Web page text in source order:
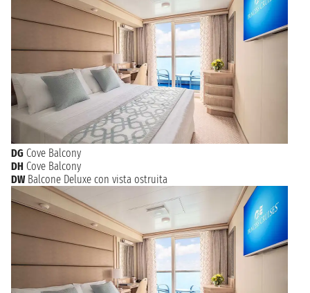
DG Cove Balcony
DH Cove Balcony
DW Balcone Deluxe con vista ostruita